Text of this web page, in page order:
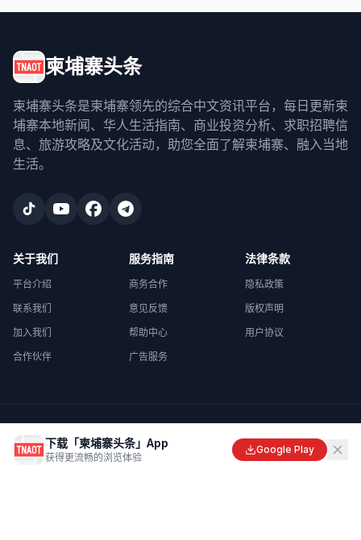
柬埔寨头条
柬埔寨头条是柬埔寨领先的综合中文资讯平台，每日更新柬
埔寨本地新闻、华人生活指南、商业投资分析、求职招聘信
息、旅游攻略及文化活动，助您全面了解柬埔寨、融入当地
生活。
关于我们
平台介绍
联系我们
加入我们
合作伙伴
服务指南
商务合作
意见反馈
帮助中心
广告服务
法律条款
隐私政策
版权声明
用户协议
Made with
in Cambodia
下载「柬埔寨头条」App
获得更流畅的浏览体验
Google Play